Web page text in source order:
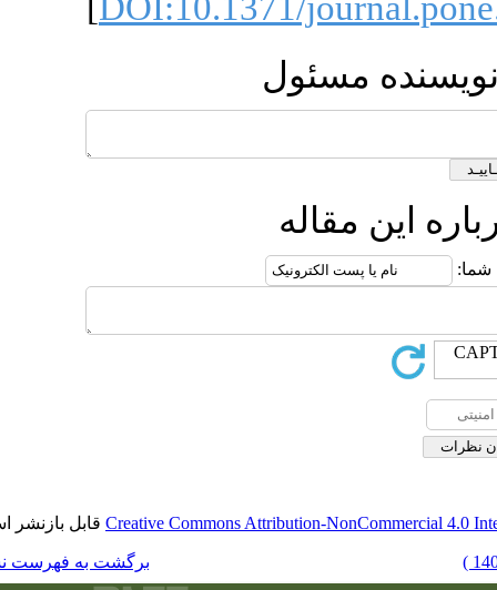
Creative Commonsقابل بازنشر است.
برگشت به فهرست نسخه ها